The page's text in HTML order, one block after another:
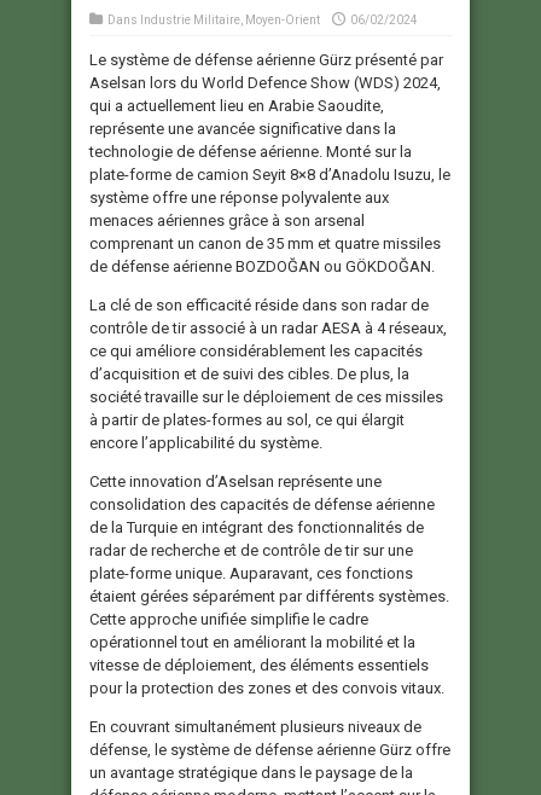
Dans Industrie Militaire Moyen-Orient 06/02/2024
Le système de défense aérienne Gürz présenté par
Aselsan lors du World Defence Show (WDS) 2024,
qui a actuellement lieu en Arabie Saoudite,
représente une avancée significative dans la
technologie de défense aérienne. Monté sur la
plate-forme de camion Seyit 8×8 d’Anadolu Isuzu, le
système offre une réponse polyvalente aux
menaces aériennes grâce à son arsenal
comprenant un canon de 35 mm et quatre missiles
de défense aérienne BOZDOĞAN ou GÖKDOĞAN.
La clé de son efficacité réside dans son radar de
contrôle de tir associé à un radar AESA à 4 réseaux,
ce qui améliore considérablement les capacités
d’acquisition et de suivi des cibles. De plus, la
société travaille sur le déploiement de ces missiles
à partir de plates-formes au sol, ce qui élargit
encore l’applicabilité du système.
Cette innovation d’Aselsan représente une
consolidation des capacités de défense aérienne
de la Turquie en intégrant des fonctionnalités de
radar de recherche et de contrôle de tir sur une
plate-forme unique. Auparavant, ces fonctions
étaient gérées séparément par différents systèmes.
Cette approche unifiée simplifie le cadre
opérationnel tout en améliorant la mobilité et la
vitesse de déploiement, des éléments essentiels
pour la protection des zones et des convois vitaux.
En couvrant simultanément plusieurs niveaux de
défense, le système de défense aérienne Gürz offre
un avantage stratégique dans le paysage de la